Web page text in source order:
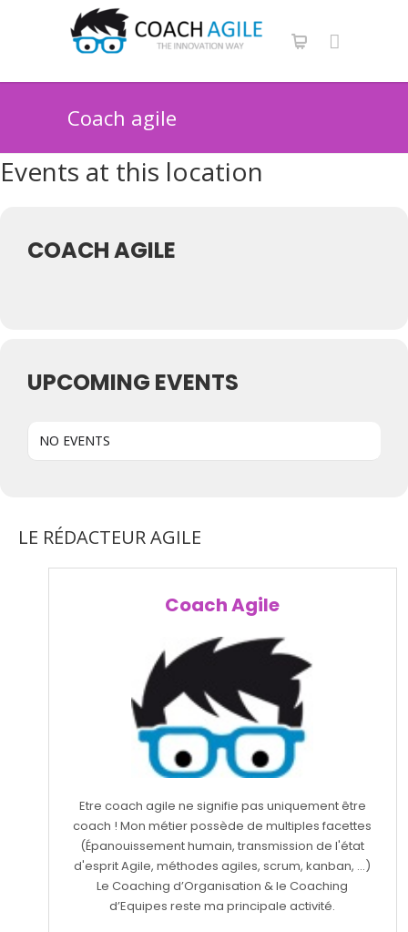
Coach agile
Events at this location
COACH AGILE
UPCOMING EVENTS
NO EVENTS
LE RÉDACTEUR AGILE
Coach Agile
Etre coach agile ne signifie pas uniquement être
coach ! Mon métier possède de multiples facettes
(Épanouissement humain, transmission de l'état
d'esprit Agile, méthodes agiles, scrum, kanban, ...)
Le Coaching d’Organisation & le Coaching
d’Equipes reste ma principale activité.